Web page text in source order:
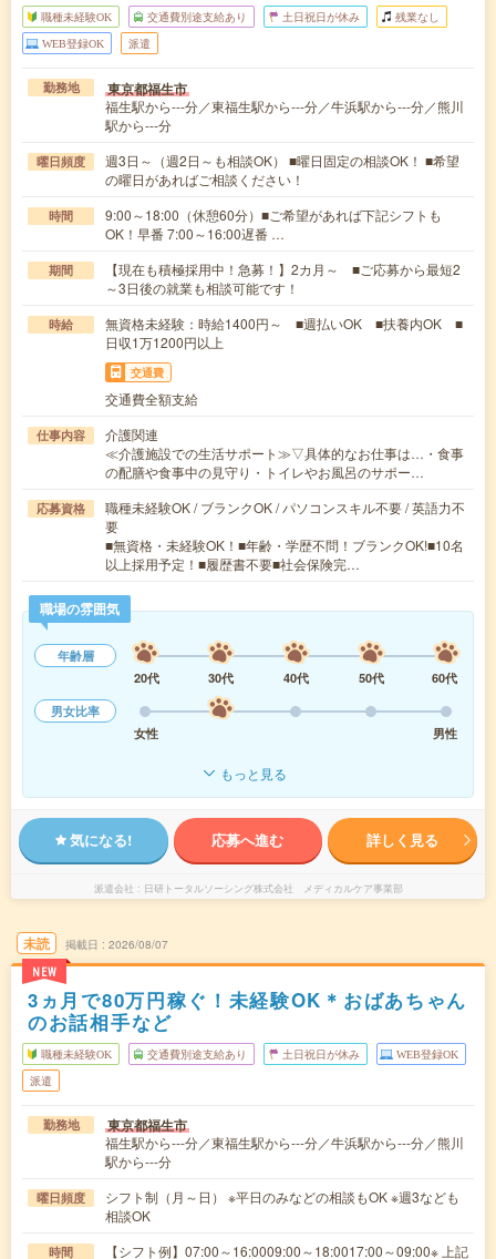
職種未経験OK 交通費別途支給あり 土日祝日が休み 残業なし
WEB登録OK 派遣
勤務地 東京都福生市
福生駅から---分／東福生駅から---分／牛浜駅から---分／熊川
駅から---分
曜日頻度
週3日～（週2日～も相談OK） ■曜日固定の相談OK！ ■希望
の曜日があればご相談ください！
時間
9:00～18:00（休憩60分）■ご希望があれば下記シフトも
OK！早番 7:00～16:00遅番 …
期間
【現在も積極採用中！急募！】2カ月～ ■ご応募から最短2
～3日後の就業も相談可能です！
時給
無資格未経験：時給1400円～ ■週払いOK ■扶養内OK ■
日収1万1200円以上
交通費
交通費全額支給
仕事内容
介護関連
≪介護施設での生活サポート≫▽具体的なお仕事は…・食事
の配膳や食事中の見守り・トイレやお風呂のサポー…
応募資格
職種未経験OK / ブランクOK / パソコンスキル不要 / 英語力不
要
■無資格・未経験OK！■年齢・学歴不問！ブランクOK!■10名
以上採用予定！■履歴書不要■社会保険完…
職場の雰囲気
年齢層
20代
30代 40代 50代
60代
男女比率
女性
男性
もっと見る
気になる! 応募へ進む 詳しく見る
派遣会社 日研トータルソーシング株式会社 メディカルケア事業部
未読
NEW
掲載日 2026/08/07
3ヵ月で80万円稼ぐ！未経験OK＊おばあちゃん
のお話相手など
職種未経験OK 交通費別途支給あり 土日祝日が休み WEB登録OK
派遣
勤務地 東京都福生市
福生駅から---分／東福生駅から---分／牛浜駅から---分／熊川
駅から---分
曜日頻度
シフト制（月～日） ※平日のみなどの相談もOK ※週3なども
相談OK
時間 【シフト例】07:00～16:0009:00～18:0017:00～09:00※ 上記